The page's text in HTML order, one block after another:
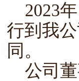
2023
行到我
同。
公司